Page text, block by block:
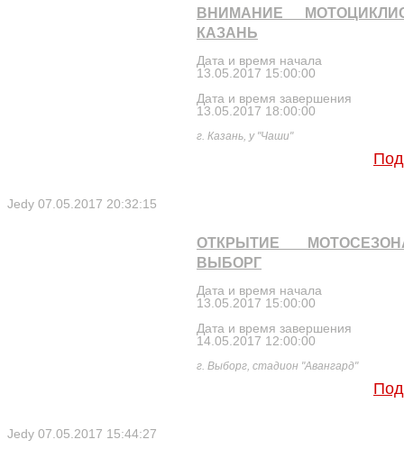
ВНИМАНИЕ
КАЗАНЬ
Дата и время начала
13.05.2017 15:00:00
Дата и время завершения
13.05.2017 18:00:00
г. Казань, у "Чаши"
Jedy 07.05.2017 20:32:15
ОТКРЫТИЕ
ВЫБОРГ
Дата и время начала
13.05.2017 15:00:00
Дата и время завершения
14.05.2017 12:00:00
г. Выборг, стадион "Авангард"
Jedy 07.05.2017 15:44:27